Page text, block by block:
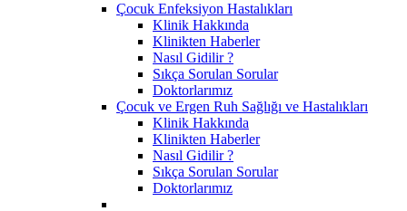
Çocuk Enfeksiyon Hastalıkları
Klinik Hakkında
Klinikten Haberler
Nasıl Gidilir ?
Sıkça Sorulan Sorular
Doktorlarımız
Çocuk ve Ergen Ruh Sağlığı ve Hastalıkları
Klinik Hakkında
Klinikten Haberler
Nasıl Gidilir ?
Sıkça Sorulan Sorular
Doktorlarımız